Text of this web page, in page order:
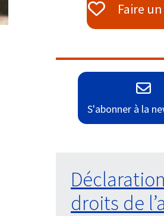
Faire
S'abonner à la
droits de